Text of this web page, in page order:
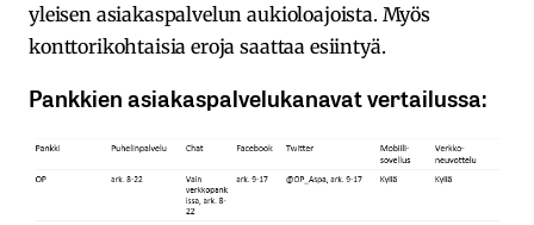
yleisen asiakaspalvelun aukioloajoista. Myös
konttorikohtaisia eroja saattaa esiintyä.
Pankkien asiakaspalvelukanavat vertailussa: